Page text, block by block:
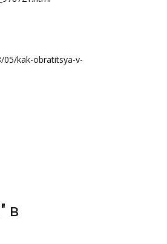
kak-obratitsya-v-
в